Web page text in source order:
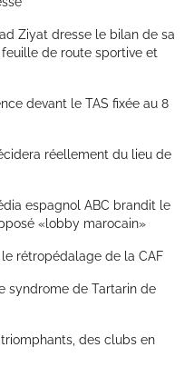
Ziyat dresse le bilan de sa
de route sportive et
devant le TAS fixée au 8
réellement du lieu de
espagnol ABC brandit le
«lobby marocain»
rétropédalage de la CAF
syndrome de Tartarin de
des clubs en